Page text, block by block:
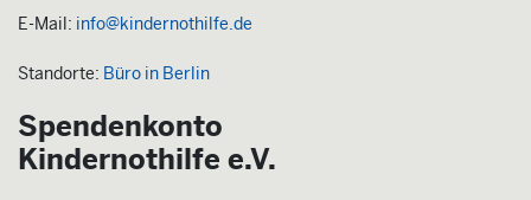
E-Mail: info@kindernothilfe.de
Standorte: Büro in Berlin
Spendenkonto
Kindernothilfe e.V.